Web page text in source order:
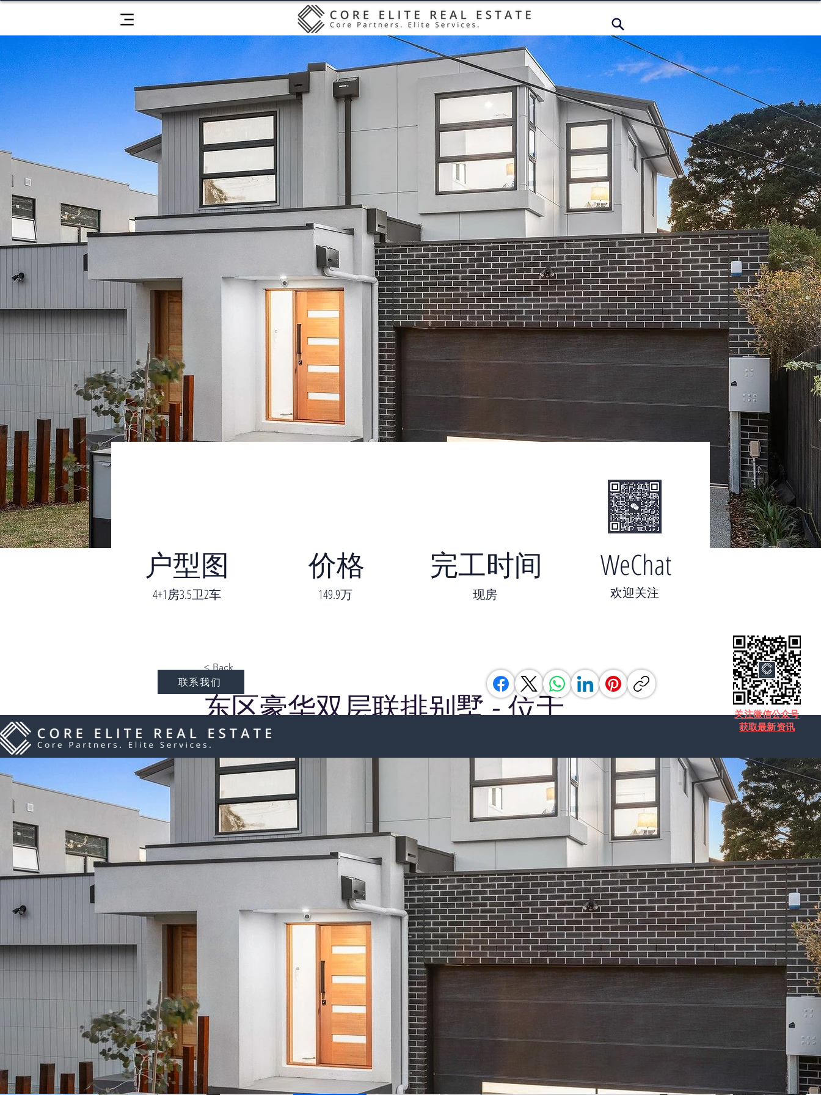
​关注微信公众号
获取最新资讯
户型图
4+1房3.5卫2车
价格
149.9万
完工时间
现房
WeChat
​欢迎关注
< Back
东区豪华双层联排别墅 - 位于
EDSC学区
一套全新豪华双层联排别墅，包含4间卧室、3.5间浴室和2个
书房，坐落于备受追捧的东区公立中学（EDSC）学区内。
这套全新落成的双层联排别墅位于Doncaster East的黄金地段，以奢华、实用和现代化设计为特色。
独立的户型设计特别适合多代同堂的家庭，是一件建筑艺术与实用性的完美结合。
坐落于Doncaster East的Blackburn路281A号，距离东区公立中学仅500米，步行可达Donburn小学（900
米），为家庭生活提供无与伦比的便利。
• 现代化设计与布局：
双层结构设有两个主人套房、宽敞的起居区以及精美的夹层设计，为大型家庭提供灵活多样的居
住空间。
• 高端装修：
联系我们